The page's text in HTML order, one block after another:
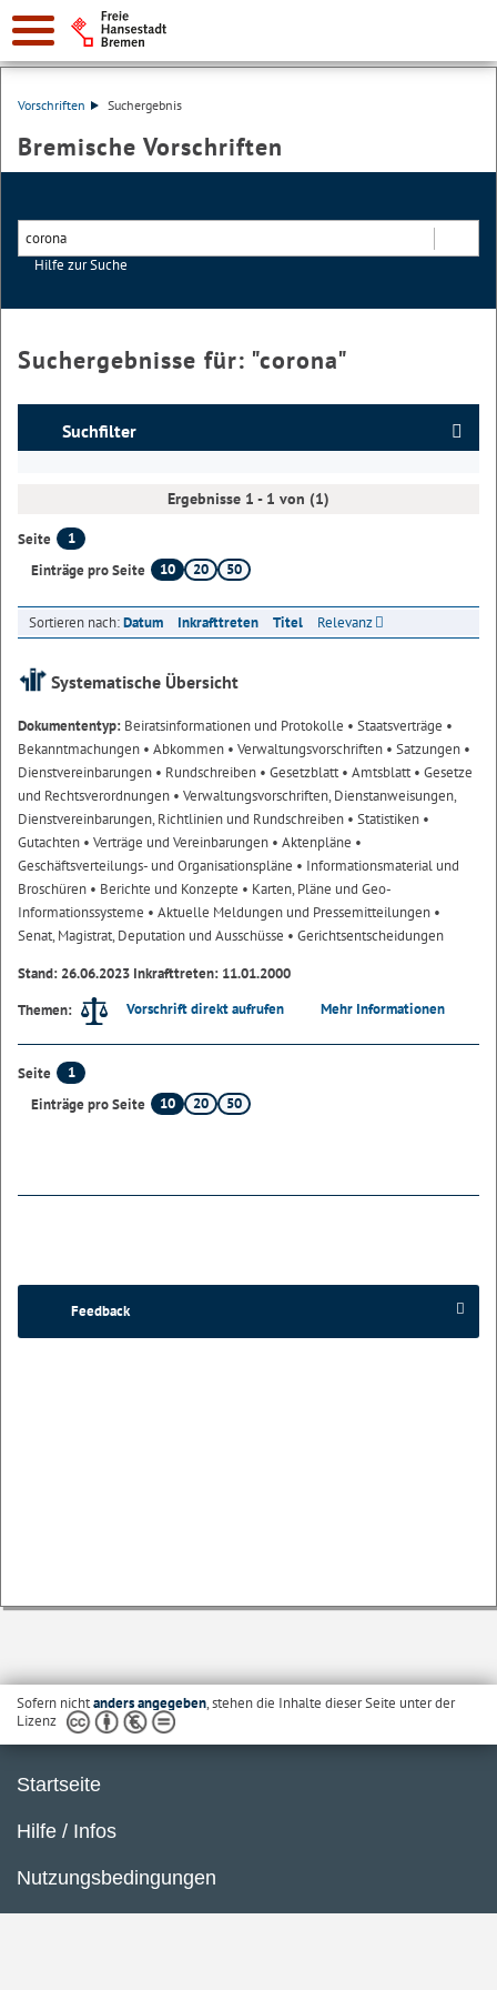
Vorschriften Suchergebnis
Bremische Vorschriften
Hilfe zur Suche
Suchergebnisse für: "corona"
Suchfilter
Ergebnisse 1 - 1 von (1)
Seite
1
Einträge pro Seite
10 20 50
Sortieren nach:Datum Inkrafttreten Titel Relevanz
Systematische Übersicht
Dokumententyp: Beiratsinformationen und Protokolle • Staatsverträge •
Bekanntmachungen • Abkommen • Verwaltungsvorschriften • Satzungen •
Dienstvereinbarungen • Rundschreiben • Gesetzblatt• Amtsblatt• Gesetze
und Rechtsverordnungen • Verwaltungsvorschriften, Dienstanweisungen,
Dienstvereinbarungen, Richtlinien und Rundschreiben • Statistiken •
Gutachten • Verträge und Vereinbarungen • Aktenpläne •
Geschäftsverteilungs- und Organisationspläne • Informationsmaterial und
Broschüren • Berichte und Konzepte • Karten, Pläne und Geo-
Informationssysteme • Aktuelle Meldungen und Pressemitteilungen •
Senat, Magistrat, Deputation und Ausschüsse • Gerichtsentscheidungen
Stand: 26.06.2023 Inkrafttreten: 11.01.2000
Themen:
Vorschrift direkt aufrufen Mehr Informationen
Seite
1
Einträge pro Seite
10 20 50
Feedback
Sofern nichtanders angegeben, stehen die Inhalte dieser Seite unter der
Lizenz
Startseite
Hilfe / Infos
Nutzungsbedingungen